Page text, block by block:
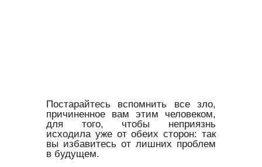
Постарайтесь вспомнить все зло,
причиненное вам этим человеком,
для того, чтобы неприязнь
исходила уже от обеих сторон: так
вы избавитесь от лишних проблем
в будущем.